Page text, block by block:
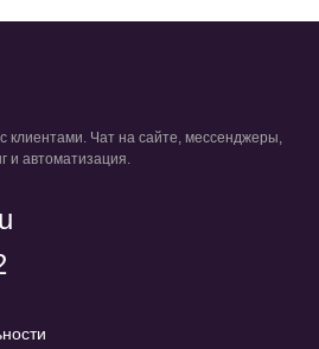
клиентами. Чат на сайте, мессенджеры,
и автоматизация.